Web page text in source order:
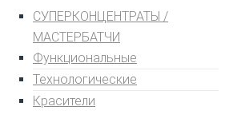
СУПЕРКОНЦЕНТРАТЫ /
МАСТЕРБАТЧИ
Функциональные
Технологические
Красители